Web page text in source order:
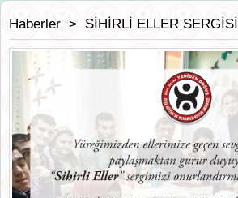
Haberler > SİHİRLİ ELLER SERGİSİ